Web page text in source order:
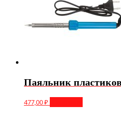
Паяльник
477,00₽